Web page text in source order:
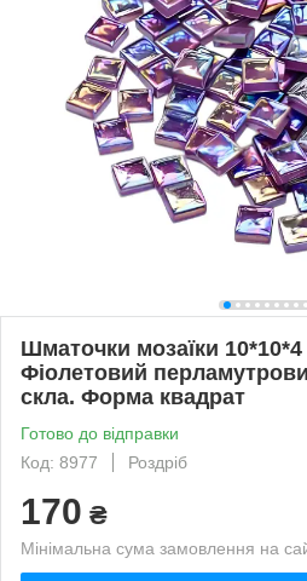
Шматочки мозаїки
Фіолетовий
скла. Форма квадрат
Готово до відправки
Код: 8977
Роздріб
170 ₴
Мінімальна сума замовлення на